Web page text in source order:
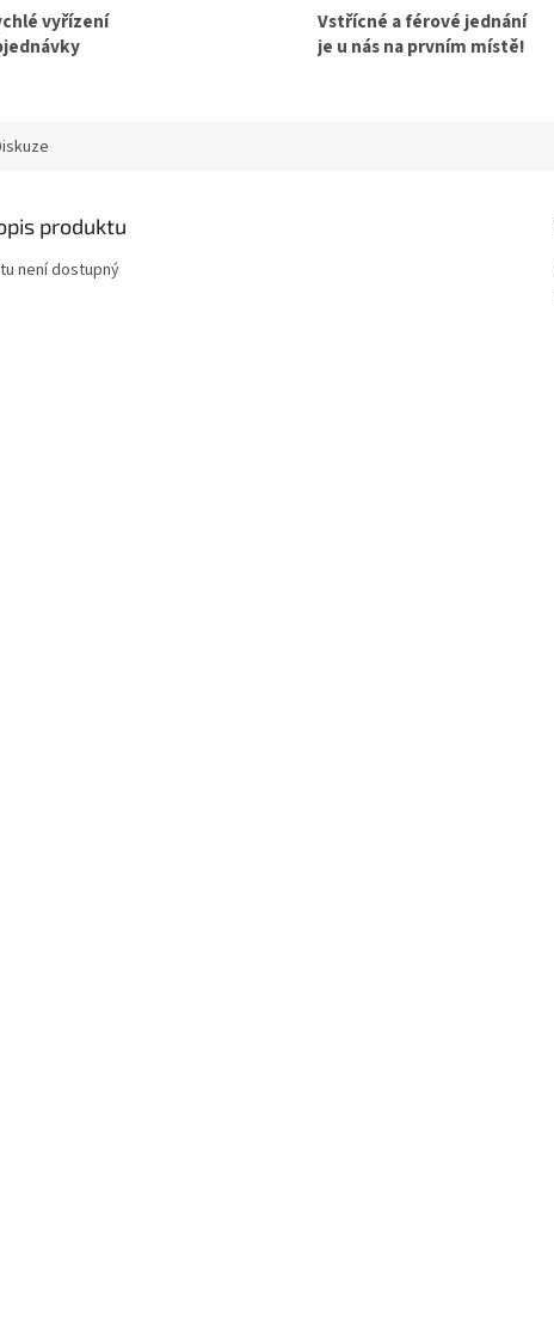
vyřízení
Vstřícné a férové jednání
je u nás na prvním místě!
produktu
není dostupný